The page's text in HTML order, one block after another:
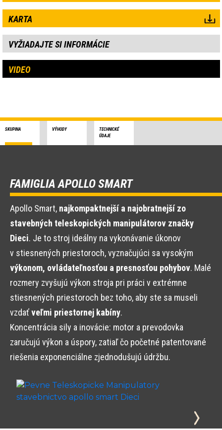
KARTA
VYŽIADAJTE SI INFORMÁCIE
VIDEO
SKUPINA VÝHODY
TECHNICKÉ
ÚDAJE
FAMIGLIA APOLLO SMART
Apollo Smart, najkompaktnejší a najobratnejší zo
stavebných teleskopických manipulátorov značky
Dieci. Je to stroj ideálny na vykonávanie úkonov
v stiesnených priestoroch, vyznačujúci sa vysokým
výkonom, ovládateľnosťou a presnosťou pohybov. Malé
rozmery zvyšujú výkon stroja pri práci v extrémne
stiesnených priestoroch bez toho, aby ste sa museli
vzdaťveľmi priestornej kabíny.
Koncentrácia sily a inovácie: motor a prevodovka
zaručujú výkon a úspory, zatiaľ čo početné patentované
riešenia exponenciálne zjednodušujú údržbu.